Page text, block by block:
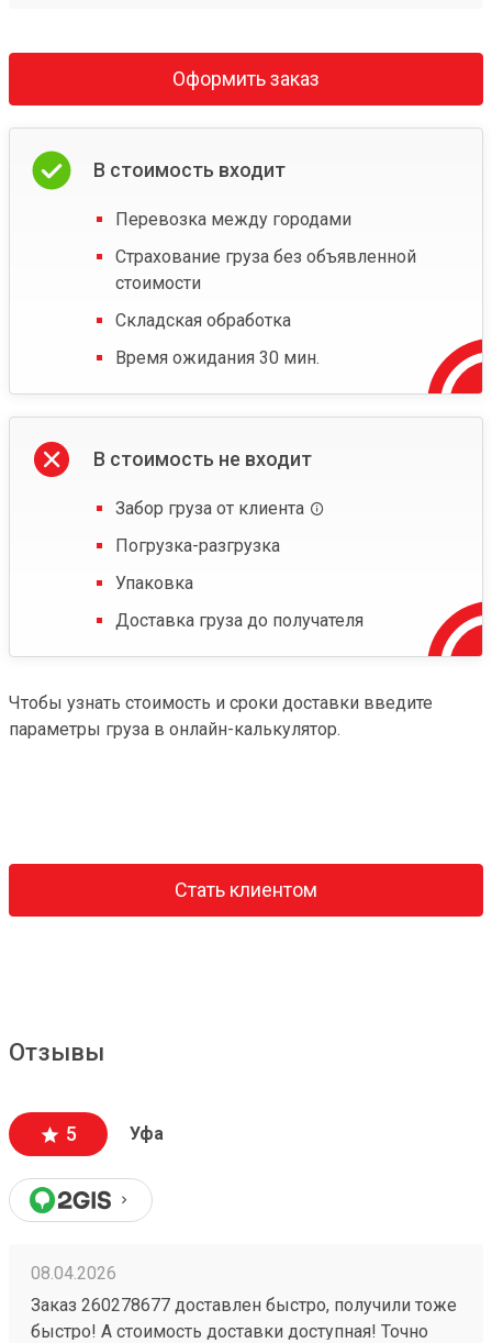
Оформить заказ
В стоимость входит
Перевозка между городами
Страхование груза без объявленной
стоимости
Складская обработка
Время ожидания 30 мин.
В стоимость не входит
Забор груза от клиента
Погрузка-разгрузка
Упаковка
Доставка груза до получателя
Чтобы узнать стоимость и сроки доставки введите
параметры груза в онлайн-калькулятор.
Стать клиентом
Отзывы
5 Уфа
08.04.2026
Заказ 260278677 доставлен быстро, получили тоже
быстро! А стоимость доставки доступная! Точно